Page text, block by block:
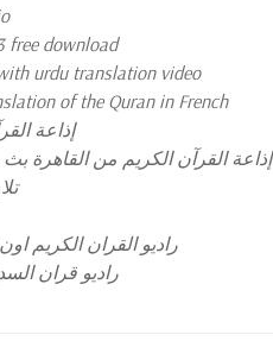
free download
urdu translation video
of the Quran in French
إذاعة
إذاعة القرآن الكريم من القاهرة
راديو القران الكريم
راديو قران